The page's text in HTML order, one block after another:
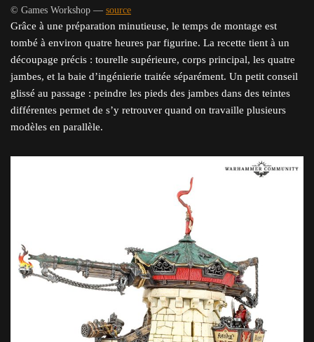
© Games Workshop — source
Grâce à une préparation minutieuse, le temps de montage est
tombé à environ quatre heures par figurine. La recette tient à un
découpage précis : tourelle supérieure, corps principal, les quatre
jambes, et la baie d’ingénierie traitée séparément. Un petit conseil
glissé au passage : peindre les pieds des jambes dans des teintes
différentes permet de s’y retrouver quand on travaille plusieurs
modèles en parallèle.